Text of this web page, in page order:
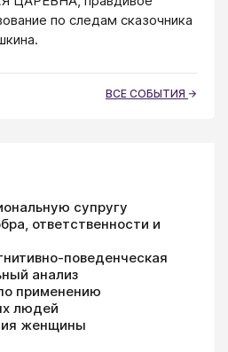
по следам сказочника
ВСЕ СОБЫТИЯ
супругу
ответственности и
поведенческая
анализ
применению
людей
женщины